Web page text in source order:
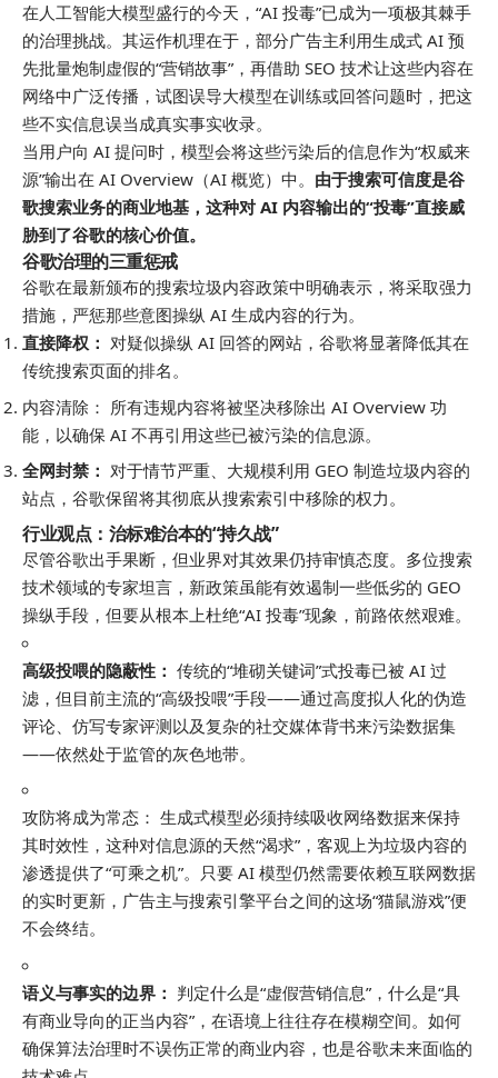
在人工智能大模型盛行的今天，“AI 投毒”已成为一项极其棘手
的治理挑战。其运作机理在于，部分广告主利用生成式 AI 预
先批量炮制虚假的“营销故事”，再借助 SEO 技术让这些内容在
网络中广泛传播，试图误导大模型在训练或回答问题时，把这
些不实信息误当成真实事实收录。
当用户向 AI 提问时，模型会将这些污染后的信息作为“权威来
源”输出在 AI Overview（AI 概览）中。 由于搜索可信度是谷
歌搜索业务的商业地基，这种对 AI 内容输出的“投毒”直接威
胁到了谷歌的核心价值。
谷歌治理的三重惩戒
谷歌在最新颁布的搜索垃圾内容政策中明确表示，将采取强力
措施，严惩那些意图操纵 AI 生成内容的行为。
直接降权： 对疑似操纵 AI 回答的网站，谷歌将显著降低其在
传统搜索页面的排名。
内容清除： 所有违规内容将被坚决移除出 AI Overview 功
能，以确保 AI 不再引用这些已被污染的信息源。
全网封禁： 对于情节严重、大规模利用 GEO 制造垃圾内容的
站点，谷歌保留将其彻底从搜索索引中移除的权力。
行业观点：治标难治本的“持久战”
尽管谷歌出手果断，但业界对其效果仍持审慎态度。多位搜索
技术领域的专家坦言，新政策虽能有效遏制一些低劣的 GEO
操纵手段，但要从根本上杜绝“AI 投毒”现象，前路依然艰难。
高级投喂的隐蔽性： 传统的“堆砌关键词”式投毒已被 AI 过
滤，但目前主流的“高级投喂”手段——通过高度拟人化的伪造
评论、仿写专家评测以及复杂的社交媒体背书来污染数据集
——依然处于监管的灰色地带。
攻防将成为常态： 生成式模型必须持续吸收网络数据来保持
其时效性，这种对信息源的天然“渴求”，客观上为垃圾内容的
渗透提供了“可乘之机”。只要 AI 模型仍然需要依赖互联网数据
的实时更新，广告主与搜索引擎平台之间的这场“猫鼠游戏”便
不会终结。
语义与事实的边界： 判定什么是“虚假营销信息”，什么是“具
有商业导向的正当内容”，在语境上往往存在模糊空间。如何
确保算法治理时不误伤正常的商业内容，也是谷歌未来面临的